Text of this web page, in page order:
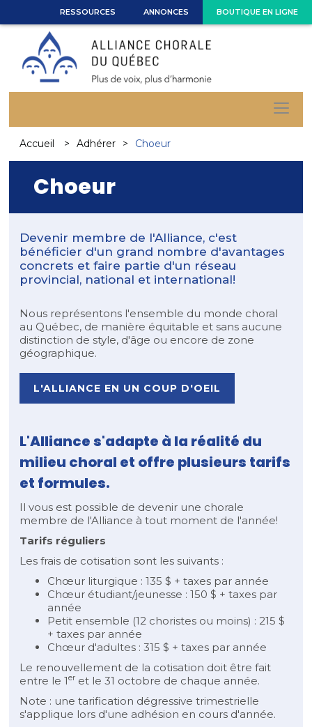
BOUTIQUE EN LIGNE
RESSOURCES ANNONCES
Accueil Adhérer Choeur
Choeur
Devenir membre de l'Alliance, c'est
bénéficier d'un grand nombre d'avantages
concrets et faire partie d'un réseau
provincial, national et international!
Nous représentons l'ensemble du monde choral
au Québec, de manière équitable et sans aucune
distinction de style, d'âge ou encore de zone
géographique.
L'ALLIANCE EN UN COUP D'OEIL
L'Alliance s'adapte à la réalité du
milieu choral et offre ​plusieurs tarifs
et formules.
Il vous est possible de devenir une chorale
membre de l'Alliance à tout moment de l'année!
Tarifs réguliers
Les frais de cotisation sont les suivants :
Chœur liturgique : 135 $ + taxes par année
Chœur étudiant/jeunesse : 150 $ + taxes par
année
Petit ensemble (12 choristes ou moins) : 215 $
+ taxes par année
Chœur d'adultes : 315 $ + taxes par année
Le renouvellement de la cotisation doit être fait
entre le 1er et le 31 octobre de chaque année.
Note : une tarification dégressive trimestrielle
s'applique lors d'une adhésion en cours d'année.